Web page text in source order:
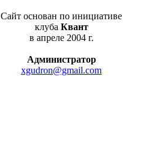
Сайт основан по инициативе
клуба Квант
в апреле 2004 г.
Администратор
xgudron@gmail.com